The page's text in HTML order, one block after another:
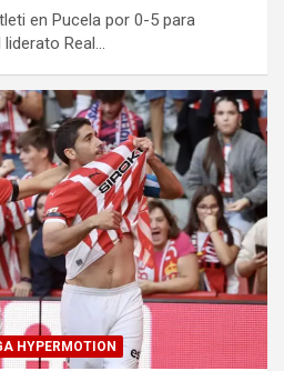
en Pucela por 0-5 para
Real…
HYPERMOTION